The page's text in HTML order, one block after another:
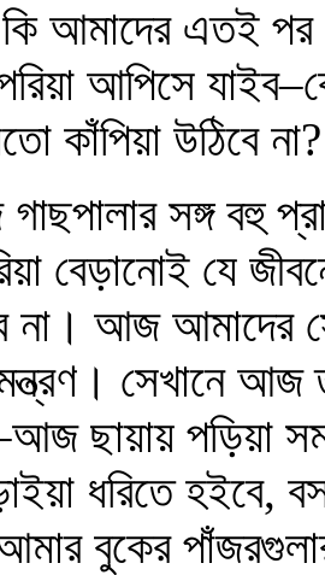
আমাদের এতই পর
আপিসে
কাঁপিয়া উঠিবে না?
সঙ্গ বহু
বেড়ানোই যে
না। আজ আমাদের
সেখানে
ছায়ায় পড়িয়া
ধরিতে হইবে,
বুকের